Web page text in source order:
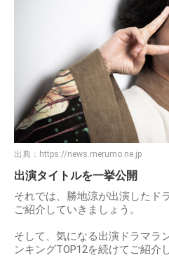
出典： https://news.merumo.ne.jp
出演タイトルを一挙公開
それでは、勝地涼が出演したド
ご紹介していきましょう。
そして、気になる出演ドラマラ
ンキングTOP12を続けてご紹介